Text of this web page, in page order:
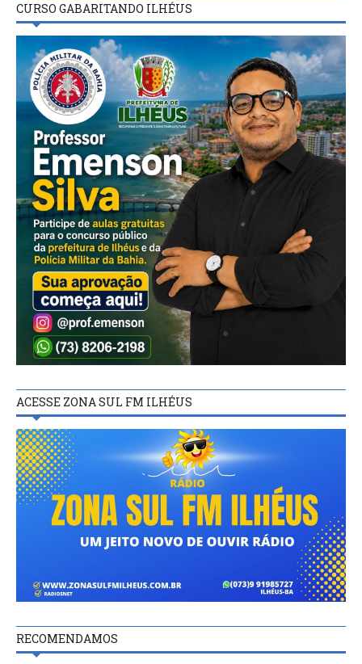
CURSO GABARITANDO ILHÉUS
ACESSE ZONA SUL FM ILHÉUS
RECOMENDAMOS